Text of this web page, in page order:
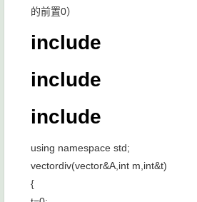
的前置0）
include
include
include
using namespace std;
vectordiv(vector&A,int m,int&t)
{